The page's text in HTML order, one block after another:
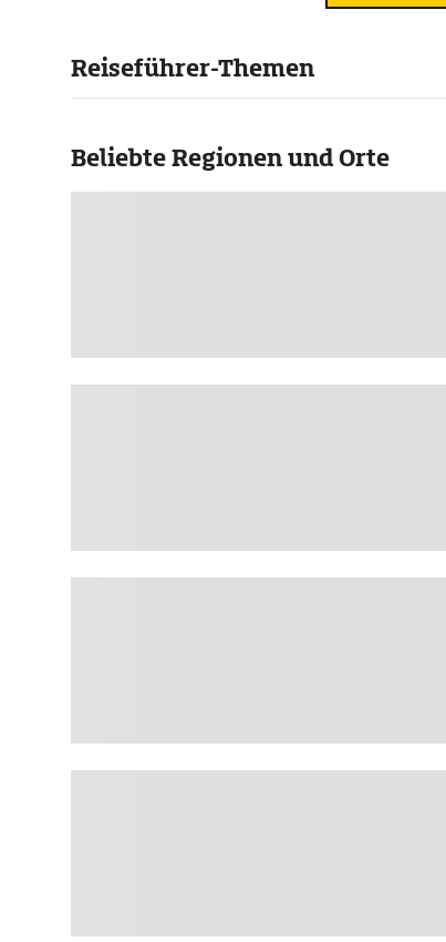
Reiseführer-Themen
Beliebte Regionen und Orte